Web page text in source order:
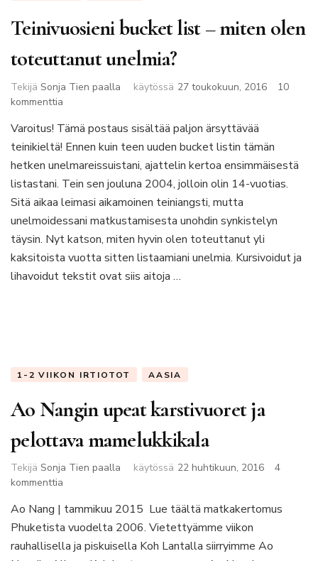
Teinivuosieni bucket list – miten olen
toteuttanut unelmia?
Tekijä Sonja Tien paalla käytössä 27 toukokuun, 2016
10
kommenttia
bucket
list
–
olen
toteuttanut
unelmia?
Varoitus! Tämä postaus sisältää paljon ärsyttävää
teinikieltä! Ennen kuin teen uuden bucket listin tämän
hetken unelmareissuistani, ajattelin kertoa ensimmäisestä
listastani. Tein sen jouluna 2004, jolloin olin 14-vuotias.
Sitä aikaa leimasi aikamoinen teiniangsti, mutta
unelmoidessani matkustamisesta unohdin synkistelyn
täysin. Nyt katson, miten hyvin olen toteuttanut yli
kaksitoista vuotta sitten listaamiani unelmia. Kursivoidut ja
lihavoidut tekstit ovat siis aitoja …
1-2 VIIKON IRTIOTOT AASIA
Ao Nangin upeat karstivuoret ja
pelottava mamelukkikala
Tekijä Sonja Tien paalla käytössä 22 huhtikuun, 2016
4
kommenttia
Nangin
upeat
karstivuoret
Ao Nang | tammikuu 2015 Lue täältä matkakertomus
Phuketista vuodelta 2006. Vietettyämme viikon
rauhallisella ja piskuisella Koh Lantalla siirryimme Ao